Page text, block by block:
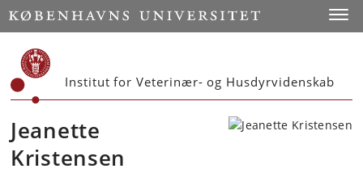
Start
Institut for Veterinær- og Husdyrvidenskab
Jeanette
Kristensen